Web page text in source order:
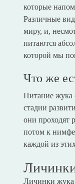
которые
Различные
миру, и,
питаются
которой мы
Что же
Питание жука
стадии
они проходят
потом к
каждой из
Личинки жука